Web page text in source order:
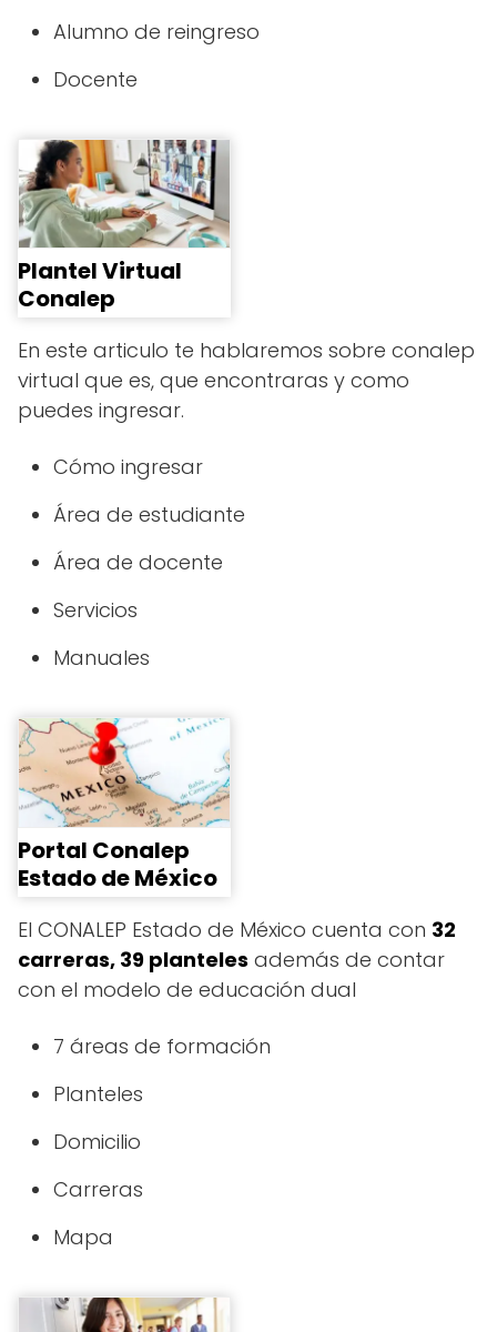
Alumno de reingreso
Docente
Plantel Virtual
Conalep
En este articulo te hablaremos sobre conalep
virtual que es, que encontraras y como
puedes ingresar.
Cómo ingresar
Área de estudiante
Área de docente
Servicios
Manuales
Portal Conalep
Estado de México
El CONALEP Estado de México cuenta con 32
carreras, 39 planteles además de contar
con el modelo de educación dual
7 áreas de formación
Planteles
Domicilio
Carreras
Mapa